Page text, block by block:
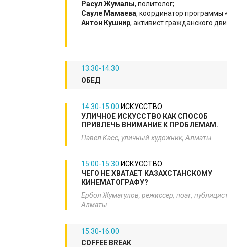
Расул Жумалы, политолог;
Сауле Мамаева, координатор
Антон Кушнир, активист гражданского
13:30-14:30
ОБЕД
14:30-15:00 ИСКУССТВО
​УЛИЧНОЕ ИСКУССТВО КАК СПОСОБ
ПРИВЛЕЧЬ ВНИМАНИЕ К ПРОБЛЕМАМ.
Павел Касс, уличный художник, Алматы​
15:00-15:30 ИСКУССТВО
​ЧЕГО НЕ ХВАТАЕТ КАЗАХСТАНСКОМУ
КИНЕМАТОГРАФУ?
Ербол Жумагулов, режиссер, поэт,
Алматы​
15:30-16:00
COFFEE BREAK